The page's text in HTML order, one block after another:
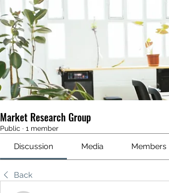
Market Research Group
Public · 1 member
Discussion Media Members
Back